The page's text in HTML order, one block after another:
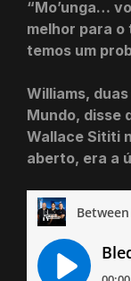
“Mo’unga…
melhor para
temos um
Williams,
Mundo, disse
Wallace Sititi
aberto, era a